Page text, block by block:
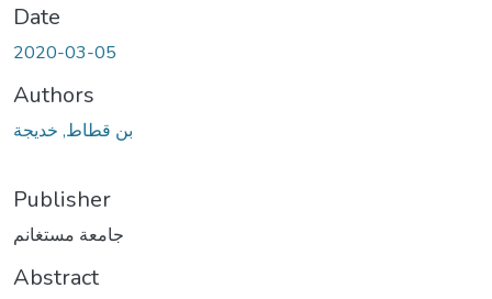
Date
2020-03-05
Authors
بن قطاط, خديجة
Publisher
جامعة مستغانم
Abstract